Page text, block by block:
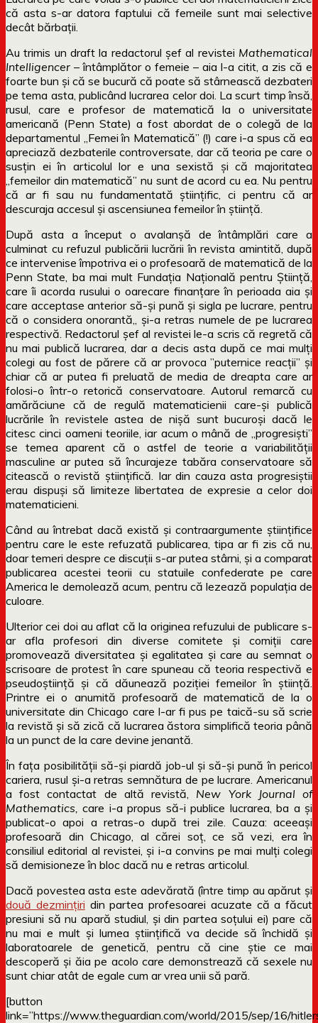
că asta s-ar datora faptului că femeile sunt mai selective
decât bărbații.
Au trimis un draft la redactorul șef al revistei Mathematical
Intelligencer – întâmplător o femeie – aia l-a citit, a zis că e
foarte bun și că se bucură că poate să stârnească dezbateri
pe tema asta, publicând lucrarea celor doi. La scurt timp însă,
rusul, care e profesor de matematică la o universitate
americană (Penn State) a fost abordat de o colegă de la
departamentul „Femei în Matematică” (!) care i-a spus că ea
apreciază dezbaterile controversate, dar că teoria pe care o
susțin ei în articolul lor e una sexistă și că majoritatea
„femeilor din matematică” nu sunt de acord cu ea. Nu pentru
că ar fi sau nu fundamentată științific, ci pentru că ar
descuraja accesul și ascensiunea femeilor în știință.
După asta a început o avalanșă de întâmplări care a
culminat cu refuzul publicării lucrării în revista amintită, după
ce intervenise împotriva ei o profesoară de matematică de la
Penn State, ba mai mult Fundația Națională pentru Știință,
care îi acorda rusului o oarecare finanțare în perioada aia și
care acceptase anterior să-și pună și sigla pe lucrare, pentru
că o considera onorantă,, și-a retras numele de pe lucrarea
respectivă. Redactorul șef al revistei le-a scris că regretă că
nu mai publică lucrarea, dar a decis asta după ce mai mulți
colegi au fost de părere că ar provoca ”puternice reacții” și
chiar că ar putea fi preluată de media de dreapta care ar
folosi-o într-o retorică conservatoare. Autorul remarcă cu
amărăciune că de regulă matematicienii care-și publică
lucrările în revistele astea de nișă sunt bucuroși dacă le
citesc cinci oameni teoriile, iar acum o mână de „progresiști”
se temea aparent că o astfel de teorie a variabilității
masculine ar putea să încurajeze tabăra conservatoare să
citească o revistă științifică. Iar din cauza asta progresiștii
erau dispuși să limiteze libertatea de expresie a celor doi
matematicieni.
Când au întrebat dacă există și contraargumente științifice
pentru care le este refuzată publicarea, tipa ar fi zis că nu,
doar temeri despre ce discuții s-ar putea stârni, și a comparat
publicarea acestei teorii cu statuile confederate pe care
America le demolează acum, pentru că lezează populația de
culoare.
Ulterior cei doi au aflat că la originea refuzului de publicare s-
ar afla profesori din diverse comitete și comiții care
promovează diversitatea și egalitatea și care au semnat o
scrisoare de protest în care spuneau că teoria respectivă e
pseudoștiință și că dăunează poziției femeilor în știință.
Printre ei o anumită profesoară de matematică de la o
universitate din Chicago care l-ar fi pus pe taică-su să scrie
la revistă și să zică că lucrarea ăstora simplifică teoria până
la un punct de la care devine jenantă.
În fața posibilității să-și piardă job-ul și să-și pună în pericol
cariera, rusul și-a retras semnătura de pe lucrare. Americanul
a fost contactat de altă revistă, New York Journal of
Mathematics,care i-a propus să-i publice lucrarea, ba a și
publicat-o apoi a retras-o după trei zile. Cauza: aceeași
profesoară din Chicago, al cărei soț, ce să vezi, era în
consiliul editorial al revistei, și i-a convins pe mai mulți colegi
să demisioneze în bloc dacă nu e retras articolul.
Dacă povestea asta este adevărată (între timp au apărut și
două dezmințiri din partea profesoarei acuzate că a făcut
presiuni să nu apară studiul, și din partea soțului ei) pare că
nu mai e mult și lumea științifică va decide să închidă și
laboratoarele de genetică, pentru că cine știe ce mai
descoperă și ăia pe acolo care demonstrează că sexele nu
sunt chiar atât de egale cum ar vrea unii să pară.
[button
link=”https://www.theguardian.com/world/2015/sep/16/